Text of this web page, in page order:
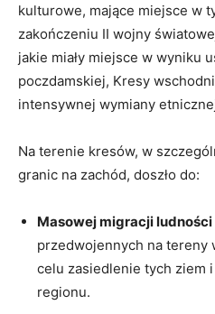
kulturowe, mające miejsce w
zakończeniu II wojny
jakie miały miejsce w wyniku
poczdamskiej, Kresy
intensywnej wymiany
Na terenie kresów, w
granic na zachód, doszło do:
Masowej migracji
przedwojennych na tereny
celu zasiedlenie tych ziem
regionu.